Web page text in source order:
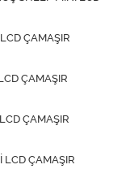
ÇAMAŞIR
ÇAMAŞIR
ÇAMAŞIR
LCD ÇAMAŞIR